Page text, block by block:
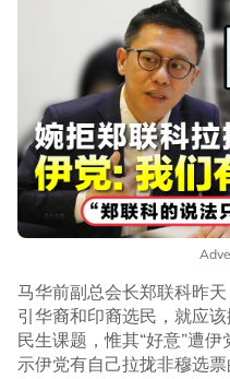
马华前副总会长郑联科昨
引华裔和印裔选民，就应
民生课题，惟其“好意”遭
示伊党有自己拉拢非穆选票